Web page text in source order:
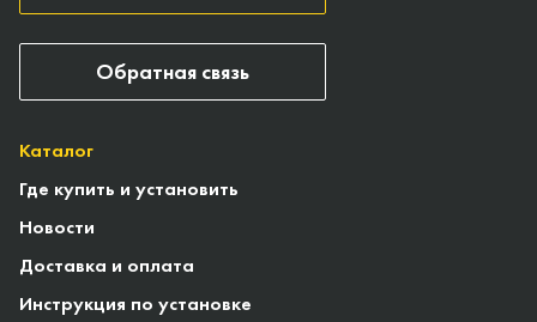
Каталог
Где купить и установить
Новости
Доставка и оплата
Инструкция по установке
Обратная связь